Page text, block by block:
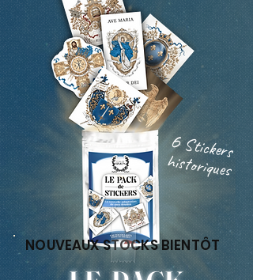
6Stickers
historiques
NOUVEAUX STOCKS BIENTÔT